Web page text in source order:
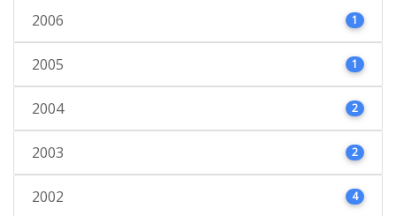
2006 1
2005 1
2004 2
2003 2
2002 4